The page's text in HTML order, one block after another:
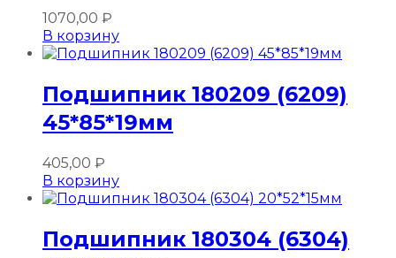
1070,00 ₽
В корзину
Подшипник 180209 (6209)
45*85*19мм
405,00 ₽
В корзину
Подшипник 180304 (6304)